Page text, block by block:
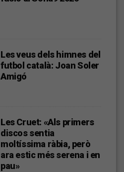
Les veus dels himnes del
futbol català: Joan Soler
Amigó
Les Cruet: «Als primers
discos sentia
moltíssima ràbia, però
ara estic més serena i en
pau»